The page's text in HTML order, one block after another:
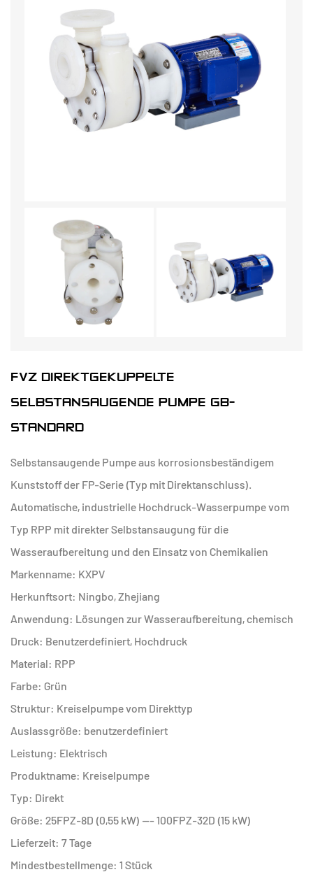
FVZ DIREKTGEKUPPELTE
SELBSTANSAUGENDE PUMPE GB-
STANDARD
Selbstansaugende Pumpe aus korrosionsbeständigem
Kunststoff der FP-Serie (Typ mit Direktanschluss).
Automatische, industrielle Hochdruck-Wasserpumpe vom
Typ RPP mit direkter Selbstansaugung für die
Wasseraufbereitung und den Einsatz von Chemikalien
Markenname: KXPV
Herkunftsort: Ningbo, Zhejiang
Anwendung: Lösungen zur Wasseraufbereitung, chemisch
Druck: Benutzerdefiniert, Hochdruck
Material: RPP
Farbe: Grün
Struktur: Kreiselpumpe vom Direkttyp
Auslassgröße: benutzerdefiniert
Leistung: Elektrisch
Produktname: Kreiselpumpe
Typ: Direkt
Größe: 25FPZ-8D (0,55 kW) --- 100FPZ-32D (15 kW)
Lieferzeit: 7 Tage
Mindestbestellmenge: 1 Stück